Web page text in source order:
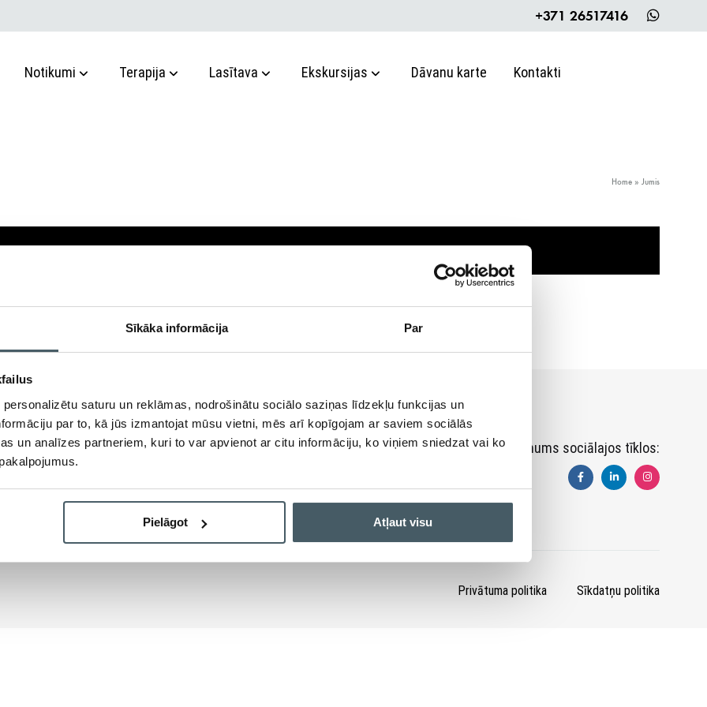
Sīkāka informācija Par
saturu un reklāmas, nodrošinātu sociālo saziņas līdzekļu funkcijas un
par to, kā jūs izmantojat mūsu vietni, mēs arī kopīgojam ar saviem sociālās
un analīzes partneriem, kuri to var apvienot ar citu informāciju, ko viņiem sniedzat vai ko
Pielāgot Atļaut visu
+371 26517416
Notikumi Terapija Lasītava Ekskursijas Dāvanu karte Kontakti
Home » Jumis
E-pasts
Sekojiet mums sociālajos tīklos:
Privātuma politika Sīkdatņu politika